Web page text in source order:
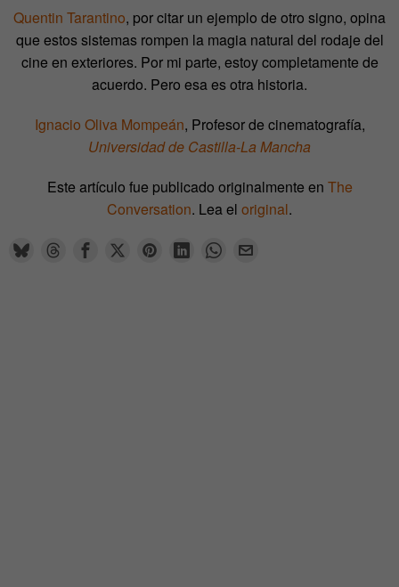
Quentin Tarantino, por citar un ejemplo de otro signo, opina
que estos sistemas rompen la magia natural del rodaje del
cine en exteriores. Por mi parte, estoy completamente de
acuerdo. Pero esa es otra historia.
Ignacio Oliva Mompeán, Profesor de cinematografía,
Universidad de Castilla-La Mancha
Este artículo fue publicado originalmente en The
Conversation. Lea el original.